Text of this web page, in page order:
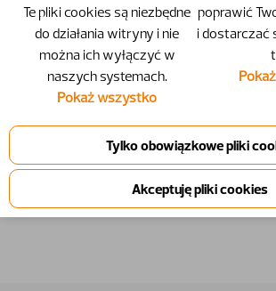
10339673 - Przedłużenie,
Przedłużenie,​ lewa
Te pliki cookies są niezbędne
do działania witryny i nie
można ich wyłączyć w
naszych systemach.
Pokaż wszystko
poprawić
i dostarczać